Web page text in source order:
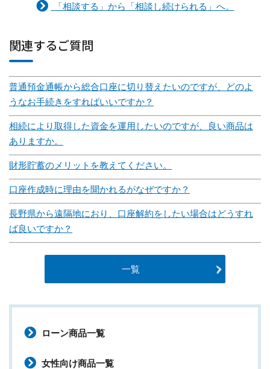
「相談する」から「相談し続けられる」へ。
関連するご質問
普通預金通帳から総合口座に切り替えたいのですが、どのよ
うなお手続きをすればいいですか？
相続により取得した資金を運用したいのですが、良い商品は
ありますか。
財形貯蓄のメリットを教えてください。
口座作成時に理由を聞かれるがなぜですか？
長野県から遠隔地におり、口座解約をしたい場合はどうすれ
ば良いですか？
一覧
ローン商品一覧
女性向け商品一覧